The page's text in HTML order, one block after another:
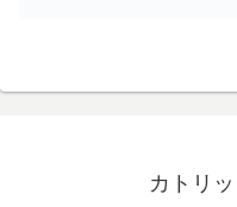
カトリ